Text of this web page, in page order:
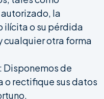
la
ilícita o su pérdida
otra forma
: Disponemos de
o rectifique sus datos